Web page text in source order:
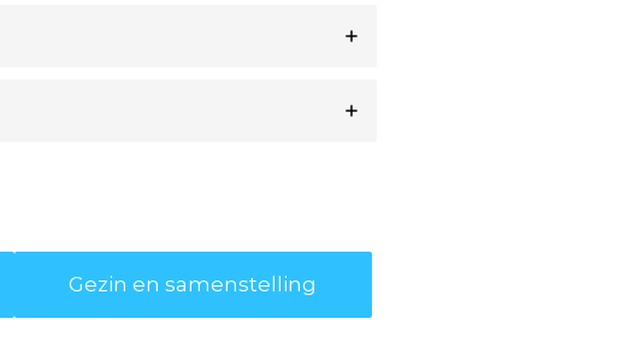
Gezin en samenstelling